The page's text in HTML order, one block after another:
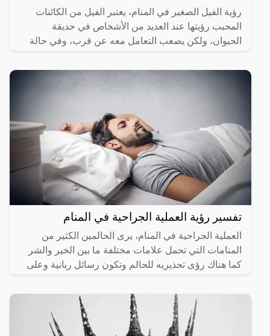
رؤية الفيل الصغير في المنام، يعتبر الفيل من الكائنات
المحبب رؤيتها عند العديد من الأشخاص في حديقة
الحيوان، ولكن يصعب التعامل معه عن قرب، وفي حالة
تفسير رؤية العملية الجراحية في المنام
العملية الجراحية في المنام، يرى الحالمين الكثير من
المنامات التي تحمل علامات مختلفة ما بين الخير والشر
كما هناك رؤى تحذيريه للحالم وتكون رسائل ربانية وعلى